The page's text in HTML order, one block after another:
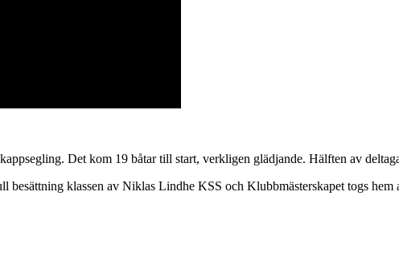
Det kom 19 båtar till start, verkligen glädjande. Hälften av
klassen av Niklas Lindhe KSS och Klubbmästerskapet togs hem